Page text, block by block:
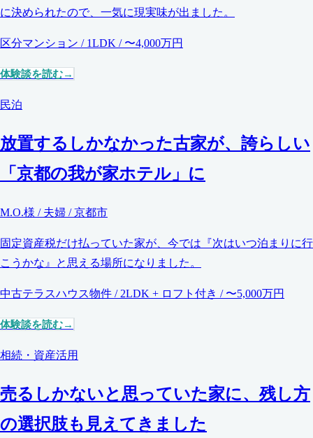
に決められたので、一気に現実味が出ました。
区分マンション / 1LDK / 〜4,000万円
体験談を読む
民泊
放置するしかなかった古家が、誇らしい
「京都の我が家ホテル」に
M.O.様 / 夫婦 / 京都市
固定資産税だけ払っていた家が、今では『次はいつ泊まりに行
こうかな』と思える場所になりました。
中古テラスハウス物件 / 2LDK + ロフト付き / 〜5,000万円
体験談を読む
相続・資産活用
売るしかないと思っていた家に、残し方
の選択肢も見えてきました